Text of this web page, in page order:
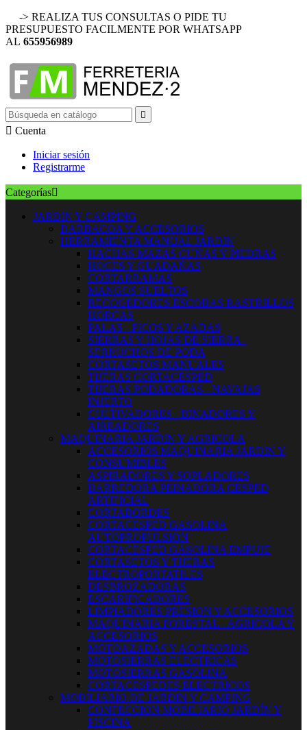
-> REALIZA TUS CONSULTAS O PIDE TU
PRESUPUESTO FACILMENTE POR WHATSAPP
AL 655956989

 Cuenta
Iniciar sesión
Registrarme
Categorías
JARDIN Y CAMPING
BARBACOA Y ACCESORIOS
HERRAMIENTA MANUAL JARDIN
HACHAS MAZAS CUÑAS Y PIEDRAS
HOCES Y GUADAÑAS
CORTARRAMAS
MANGOS SUELTOS
RECOGEDORES ESCOBAS RASTRILLOS
HORCAS
PALAS - PICOS Y AZADAS
SIERRAS Y HOJAS DE SIERRA -
SERRUCHOS DE PODA
CORTASETOS MANUALES
TIJERAS CORTACESPED
TIJERAS PODADORAS - NAVAJAS
INJERTO
CULTIVADORES - BINADORES Y
AIREADORES
MAQUINARIA JARDIN Y AGRICOLA
ACCESORIOS MAQUINARIA JARDIN Y
CONSUMIBLES
ASPIRADORES Y SOPLADORES
BARREDORA PEINADORA CESPED
ARTIFICIAL
CORTABORDES
CORTACESPED GASOLINA
AUTOPROPULSION
CORTACESPED GASOLINA EMPUJE
CORTASETOS Y TIJERAS
ELECTROPORTATILES
DESBROZADORAS
ESCARIFICADORES
LIMPIADORES PRESION Y ACCESORIOS
MAQUINARIA FORESTAL - AGRICOLA Y
ACCESORIOS
MOTOAZADAS Y ACCESORIOS
MOTOSIERRAS ELECTRICAS
MOTOSIERRAS GASOLINA
CORTACESPEDES ELECTRICOS
MOBILIARIO DE JARDIN Y CAMPING
CONFECCION MOBILIARIO JARDÍN Y
PISCINA